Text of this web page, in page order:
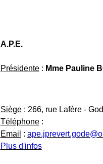
A.P.E.
Présidente: Mme Pauline
Siège: 266, rue Lafère -
Téléphone:
Email :
Plus d'infos